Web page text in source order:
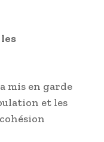
mis en garde
et les